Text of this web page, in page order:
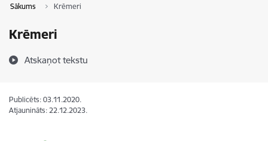
Sākums Krēmeri
Krēmeri
Atskaņot tekstu
Publicēts: 03.11.2020.
Atjaunināts: 22.12.2023.